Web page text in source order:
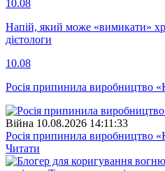
10.08
Напій, який може «вимикати»
дієтологи
10.08
Росія припинила виробництво
Війна 10.08.2026 14:11:33
Росія припинила виробництво
Читати